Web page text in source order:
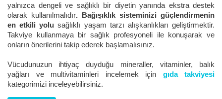
yalnızca dengeli ve sağlıklı bir diyetin yanında ekstra destek
olarak kullanılmalıdır. Bağışıklık sisteminizi güçlendirmenin
en etkili yolu sağlıklı yaşam tarzı alışkanlıkları geliştirmektir.
Takviye kullanmaya bir sağlık profesyoneli ile konuşarak ve
onların önerilerini takip ederek başlamalısınız.
Vücudunuzun ihtiyaç duyduğu mineraller, vitaminler, balık
yağları ve multivitaminleri incelemek için gıda takviyesi
kategorimizi inceleyebilirsiniz.